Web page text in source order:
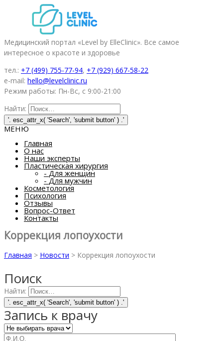
Медицинский портал «Level by ElleClinic». Все самое
интересное о красоте и здоровье
тел.: +7 (499) 755-77-94, +7 (929) 667-58-22
e-mail: hello@levelclinic.ru
Режим работы: Пн-Вс, с 9:00-21:00
Найти:
МЕНЮ
Главная
О нас
Наши эксперты
Пластическая хирургия
- Для женщин
- Для мужчин
Косметология
Психология
Отзывы
Вопрос-Ответ
Контакты
Коррекция лопоухости
Главная > Новости > Коррекция лопоухости
Поиск
Найти:
Запись к врачу